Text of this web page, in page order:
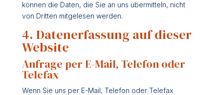
können die Daten, die Sie an uns übermitteln, nicht
von Dritten mitgelesen werden.
4. Datenerfassung auf dieser
Website
Anfrage per E-Mail, Telefon oder
Telefax
Wenn Sie uns per E-Mail, Telefon oder Telefax